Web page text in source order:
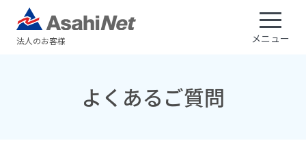
法人のお客様 メニュー
よくあるご質問